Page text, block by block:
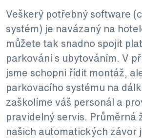
Veškerý potřebný software
systém) je navázaný na
můžete tak snadno spojit
parkování s ubytováním. V
jsme schopni řídit montáž,
parkovacího systému na
zaškolíme váš personál a
pravidelný servis. Průměrná
našich automatických závor